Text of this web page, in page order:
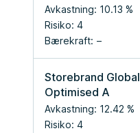
Avkastning: 10.13 %
Risiko: 4
Bærekraft:
Storebrand Global
Optimised A
Avkastning: 12.42 %
Risiko: 4